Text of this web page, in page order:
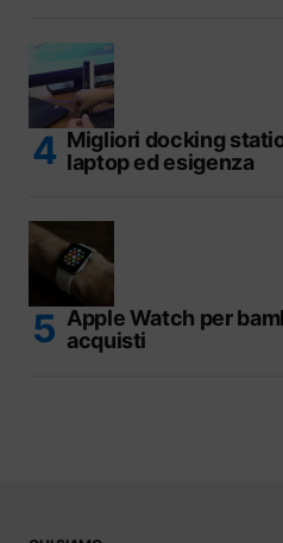
Migliori docking
laptop ed esigenza
Apple Watch per
acquisti